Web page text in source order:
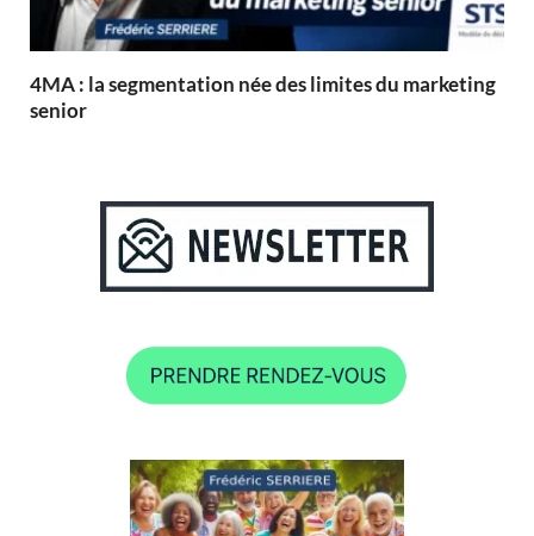
4MA : la segmentation née des limites du marketing
senior